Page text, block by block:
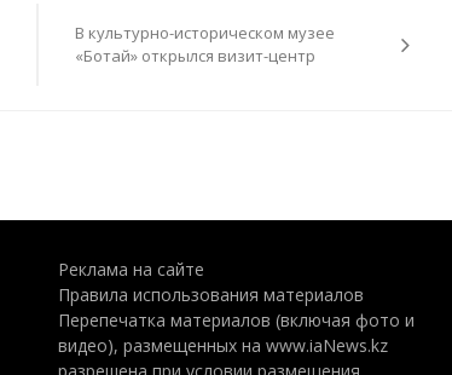
В культурно-историческом музее
«Ботай» открылся визит-центр
Реклама на сайте
Правила использования материалов
Перепечатка материалов (включая фото и
видео), размещенных на www.iaNews.kz